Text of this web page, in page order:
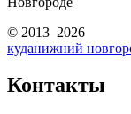
© 2013–2026
куданижний
Контакты